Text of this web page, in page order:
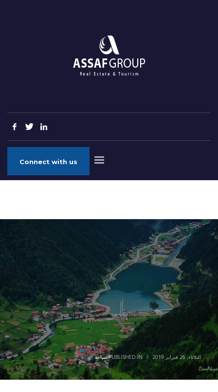
Connect with us
الثلاثاء, 26 فبراير 2019 /
PUBLISHED IN سياحة